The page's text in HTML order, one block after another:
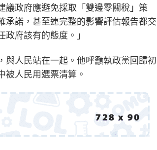
議政府應避免採取「雙邊零關稅」策
承諾，甚至連完整的影響評估報告都交
府該有的態度。」
與人民站在一起。他呼籲執政黨回歸初
被人民用選票清算。